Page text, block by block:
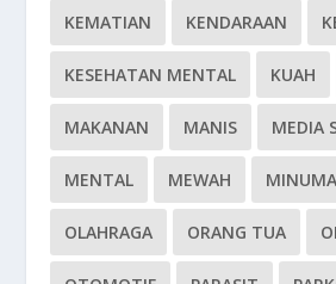
KEMATIAN KENDARAAN
KESEHATAN MENTAL KUAH
MAKANAN MANIS MEDIA
MENTAL MEWAH
OLAHRAGA ORANG TUA